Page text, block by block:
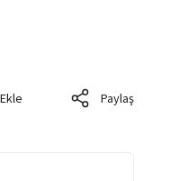
Paylaş